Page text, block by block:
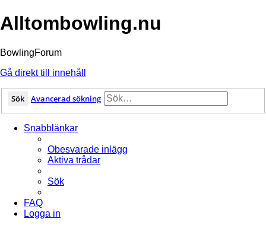
Alltombowling.nu
BowlingForum
Gå direkt till innehåll
Sök Avancerad sökning
Snabblänkar
Obesvarade inlägg
Aktiva trådar
Sök
FAQ
Logga in